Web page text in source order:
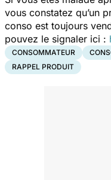
vous constatez qu’un
conso est toujours
pouvez le signaler ici :
CONSOMMATEUR
RAPPEL PRODUIT